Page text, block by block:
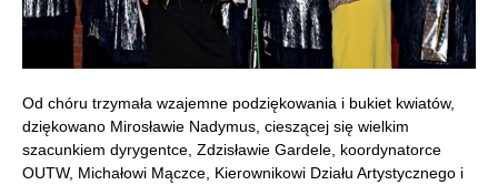
Od chóru trzymała wzajemne podziękowania i bukiet kwiatów,
dziękowano Mirosławie Nadymus, cieszącej się wielkim
szacunkiem dyrygentce, Zdzisławie Gardele, koordynatorce
OUTW, Michałowi Mączce, Kierownikowi Działu Artystycznego i